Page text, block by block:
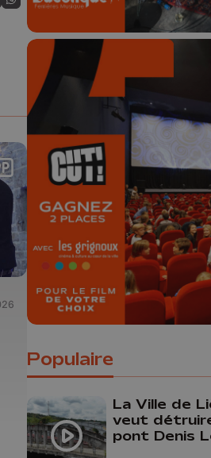
sur FaceBook
sur LinkedIn
Partagez sur Whatsapp
🎬 Concours
Les Grignoux
Concours permanent - 2
gagner chaque
Populaire
La Ville de
veut
pont Denis